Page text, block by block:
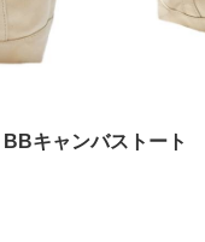
キャンバストート